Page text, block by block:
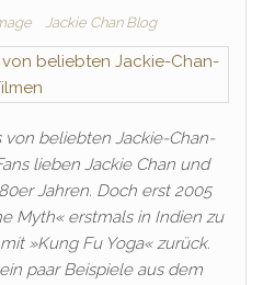
Jackie Chan Blog
von beliebten Jackie-Chan-
lieben Jackie Chan und
Jahren. Doch erst 2005
Myth« erstmals in Indien zu
»Kung Fu Yoga« zurück.
paar Beispiele aus dem